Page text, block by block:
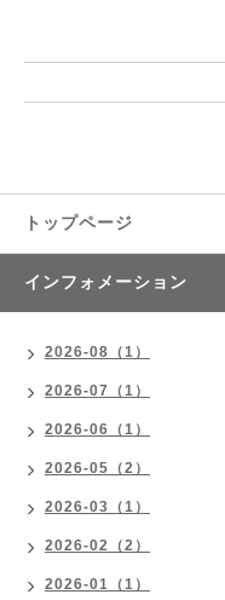
トップページ
インフォメーション
2026-08（1）
2026-07（1）
2026-06（1）
2026-05（2）
2026-03（1）
2026-02（2）
2026-01（1）